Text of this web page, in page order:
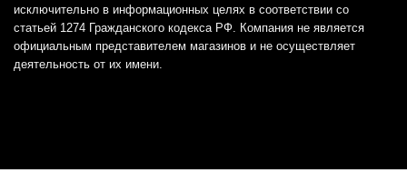
исключительно в информационных целях в соответствии со
статьей 1274 Гражданского кодекса РФ. Компания не является
официальным представителем магазинов и не осуществляет
деятельность от их имени.
Отказ от ответственности